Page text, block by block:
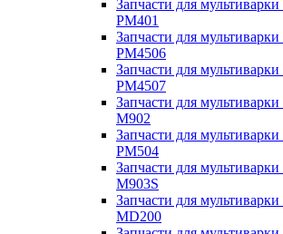
Запчасти для
PM401
Запчасти для
PM4506
Запчасти для
PM4507
Запчасти для
M902
Запчасти для
PM504
Запчасти для
M903S
Запчасти для
MD200